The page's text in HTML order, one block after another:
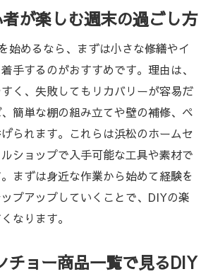
める浜松のコツとジャンボエンチョ
始める浜松DIY実践術
で選ぶおすすめ素材の特徴と魅力
エンチョー商品検索を素材選びに
法
シストの商品検索で探すDIY資材
素材調達に便利なオンラインショ
術
由
が楽しむ週末の過ごし方
始めるなら、まずは小さな修繕やイ
手するのがおすすめです。理由は、
く、失敗してもリカバリーが容易だ
簡単な棚の組み立てや壁の補修、ペ
られます。これらは浜松のホームセ
ショップで入手可能な工具や素材で
まずは身近な作業から始めて経験を
プアップしていくことで、DIYの楽
なります。
チョー商品一覧で見るDIY